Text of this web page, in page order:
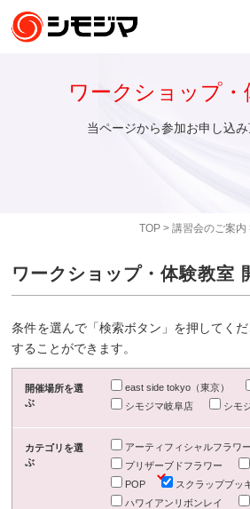
TOP> 講習会のご案内
ワークショップ・
当ページから参加お申し込み
ワークショップ・体験教室
条件を選んで「検索ボタン」を押してく
することができます。
開催場所を選
ぶ
east side tokyo（東京）
シモジマ岐阜店
シモ
カテゴリを選
ぶ
アーティフィシャルフラワー
プリザーブドフラワー
POP
スクラップブッ
ハワイアンリボンレイ